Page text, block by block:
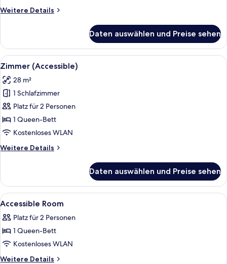
Weitere Details
Weitere
Zimmer,
2 Einzelbetten
Daten auswählen und Preise sehen
Alle
Fotos
für
Zimmer
(Accessible)
anzeigen
Zimmer (Accessible) | Badezimmer |
5
Zimmer (Accessible)
28 m²
1 Schlafzimmer
Platz für 2 Personen
1 Queen-Bett
Kostenloses WLAN
Weitere Details
Weitere
(Accessible)
Daten auswählen und Preise sehen
Alle
Fotos
für
Accessible
Room
anzeigen
Badezimmer | Dusche, kostenlose
3
Accessible Room
Platz für 2 Personen
1 Queen-Bett
Kostenloses WLAN
Weitere Details
Weitere